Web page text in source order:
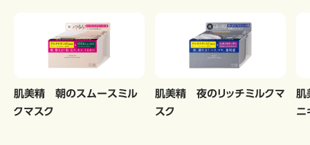
肌美精 朝のスムースミル
クマスク
肌美精 夜のリッチミルクマ
スク
肌
ニ